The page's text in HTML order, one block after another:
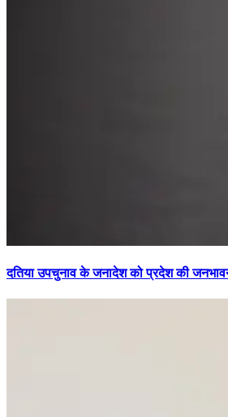
दतिया उपचुनाव के जनादेश को प्रदेश की